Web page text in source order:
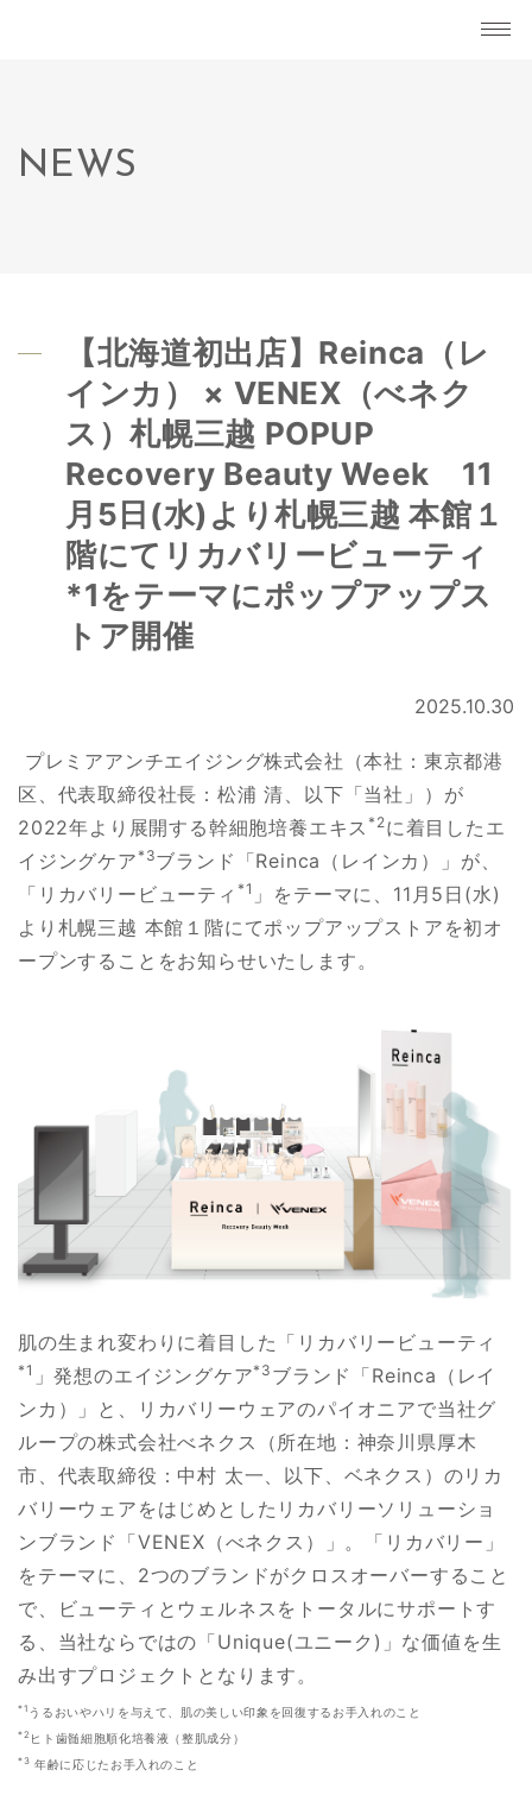
NEWS
【北海道初出店】Reinca（レ
インカ） × VENEX（べネク
ス）札幌三越 POPUP
Recovery Beauty Week 11
月5日(水)より札幌三越 本館１
階にてリカバリービューティ
*1をテーマにポップアップス
トア開催
2025.10.30
プレミアアンチエイジング株式会社（本社：東京都港
区、代表取締役社長：松浦 清、以下「当社」）が
2022年より展開する幹細胞培養エキス *2に着目したエ
イジングケア *3ブランド「Reinca（レインカ）」が、
「リカバリービューティ *1 」をテーマに、11月5日(水)
より札幌三越 本館１階にてポップアップストアを初オ
ープンすることをお知らせいたします。
肌の生まれ変わりに着目した「リカバリービューティ
*1 」発想のエイジングケア*3 ブランド「Reinca（レイ
ンカ）」と、リカバリーウェアのパイオニアで当社グ
ループの株式会社べネクス（所在地：神奈川県厚木
市、代表取締役：中村 太一、以下、ベネクス）のリカ
バリーウェアをはじめとしたリカバリーソリューショ
ンブランド「VENEX（べネクス）」。「リカバリー」
をテーマに、2つのブランドがクロスオーバーすること
で、ビューティとウェルネスをトータルにサポートす
る、当社ならではの「Unique(ユニーク)」な価値を生
み出すプロジェクトとなります。
*1 うるおいやハリを与えて、肌の美しい印象を回復するお手入れのこと
*2 ヒト歯髄細胞順化培養液（整肌成分）
*3 年齢に応じたお手入れのこと